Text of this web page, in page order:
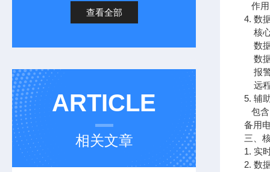
查看全部
ARTICLE
相关文章
作用
4. 数
核
数据
数据
报警
远程
5. 辅
包含
备用
三、
1. 实
2. 数